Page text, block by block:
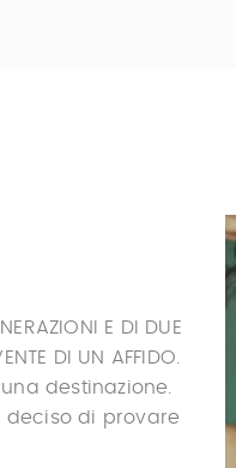
E DI DUE
DI UN AFFIDO.
destinazione.
di provare